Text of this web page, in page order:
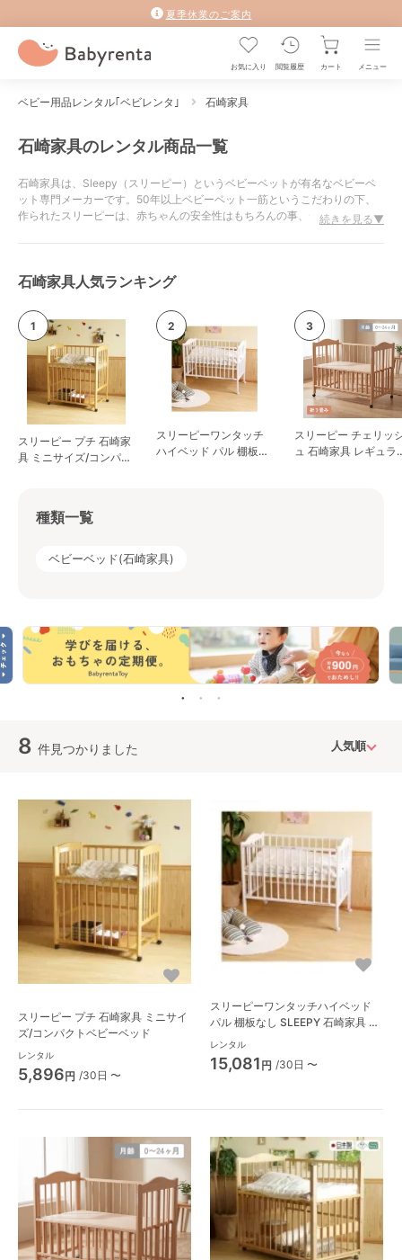
夏季休業のご案内
お気に入り 閲覧履歴 カート メニュー
ベビー用品レンタル｢ベビレンタ｣ 石崎家具
石崎家具のレンタル商品一覧
石崎家具は、Sleepy（スリーピー）というベビーベットが有名なベビーベ
ット専門メーカーです。50年以上ベビーベット一筋というこだわりの下、
作られたスリーピーは、赤ちゃんの安全性はもちろんの事、デザイン・機能
続きを見る▼
石崎家具人気ランキング
スリーピー プチ 石崎家
具 ミニサイズ/コンパク
スリーピーワンタッチ
ハイベッド パル 棚板な
スリーピー チェリッシ
ュ 石崎家具 レギュラ
種類一覧
ベビーベッド(石崎家具)
8 件見つかりました
スリーピー プチ 石崎家具 ミニサイ
ズ/コンパクトベビーベッド
レンタル
5,896円 /30日 〜
スリーピーワンタッチハイベッド
パル 棚板なし SLEEPY 石崎家具 レ
ギュラーサイズベビーベッド
レンタル
15,081 円 /30日 〜